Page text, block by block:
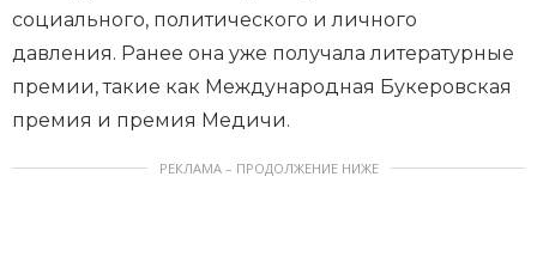
социального, политического и личного
давления. Ранее она уже получала литературные
премии, такие как Международная Букеровская
премия и премия Медичи.
РЕКЛАМА – ПРОДОЛЖЕНИЕ НИЖЕ